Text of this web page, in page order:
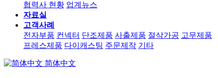
협력사 현황 업계뉴스
자료실
고객사례
전자부품 컨넥터 단조제품 사출제품 절삭가공 고무제품
프레스제품 다이캐스팅 주문제작 기타
简体中文